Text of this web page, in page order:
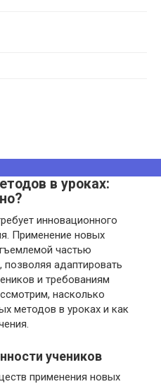
в уроках:
инновационного
Применение новых
частью
позволяя адаптировать
и требованиям
насколько
методов в уроках и как
учеников
применения новых